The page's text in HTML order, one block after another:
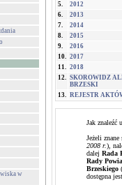
w
5.
2012
6.
2013
7.
2014
8.
2015
9.
2016
10. 2017
11. 2018
12. SKOROWIDZ
BRZESKI
13. REJESTR
Jak znaleźć
Jeżeli
2008 r.),
dalej Rada
Rady
Brzeskiego
dostępna